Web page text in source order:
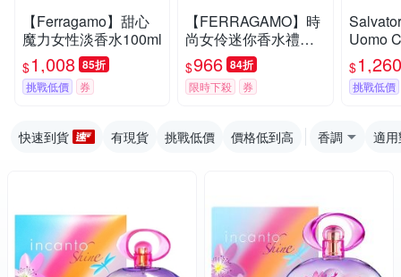
【Ferragamo】甜心
魔力女性淡香水100ml
$1,008 85折
挑戰低價 券
【FERRAGAMO】時
尚女伶迷你香水禮盒
(4入*5ml)
$966 84折
限時下殺 券
Uomo
逸男
0ml (平
$1,260
挑戰低價
快速到貨 有現貨 挑戰低價 價格低到高 香調 適